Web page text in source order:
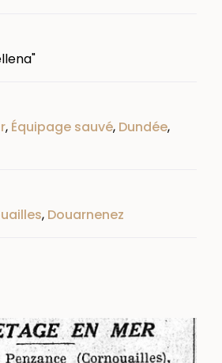
, Équipage sauvé, Dundée,
, Douarnenez